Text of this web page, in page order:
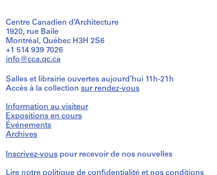
Centre Canadien d’Architecture
1920, rue Baile
Montréal, Québec H3H 2S6
+1 514 939 7026
info@cca.qc.ca
Salles et librairie ouvertes aujourd’hui 11h-21h
Accès à la collection sur rendez-vous
Information au visiteur
Expositions en cours
Événements
Archives
Inscrivez-vous pour recevoir de nos nouvelles
Lire notre politique de confidentialité et nos conditions